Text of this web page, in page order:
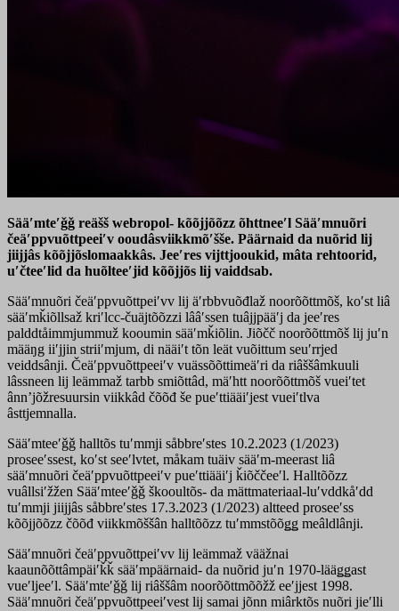
Sääʹmteʹǧǧ reäšš webropol- kõõjjõõzz õhttneeʹl Sääʹmnuõri
čeäʹppvuõttpeeiʹv ooudâsviikkmõʹšše. Päärnaid da nuõrid lij
jiijjâs kõõjjõslomaakkâs. Jeeʹres vijttjooukid, mâta rehtoorid,
uʹčteeʹlid da huõlteeʹjid kõõjjõs lij vaiddsab.
Sääʹmnuõri čeäʹppvuõttpeiʹvv lij äʹrbbvuõđlaž noorõõttmõš, koʹst liâ
sääʹmǩiõllsaž kriʹlcc-čuäjtõõzzi lââʹssen tuâjjpääʹj da jeeʹres
palddtåimmjummuž kooumin sääʹmǩiõlin. Jiõčč noorõõttmõš lij juʹn
määŋg iiʹjjin striiʹmjum, di nääiʹt tõn leät vuõittum seuʹrrjed
veiddsânji. Čeäʹppvuõttpeeiʹv vuässõõttimeäʹri da riâššâmkuuli
lâssneen lij leämmaž tarbb smiõttâd, mäʹhtt noorõõttmõš vueiʹtet
ânnʼjõžresuursin viikkâd čõõđ še pueʹttiääiʹjest vueiʹtlva
âsttjemnalla.
Sääʹmteeʹǧǧ halltõs tuʹmmji såbbreʹstes 10.2.2023 (1/2023)
proseeʹssest, koʹst seeʹlvtet, måkam tuäiv sääʹm-meerast liâ
sääʹmnuõri čeäʹppvuõttpeeiʹv pueʹttiääiʹj ǩiõččeeʹl. Halltõõzz
vuâllsiʹžžen Sääʹmteeʹǧǧ škooultõs- da mättmateriaal-luʹvddkåʹdd
tuʹmmji jiijjâs såbbreʹstes 17.3.2023 (1/2023) altteed proseeʹss
kõõjjõõzz čõõđ viikkmõššân halltõõzz tuʹmmstõõǥǥ meâldlânji.
Sääʹmnuõri čeäʹppvuõttpeiʹvv lij leämmaž vääžnai
kaaunõõttâmpäiʹǩǩ sääʹmpäärnaid- da nuõrid juʹn 1970-lääǥǥast
vueʹljeeʹl. Sääʹmteʹǧǧ lij riâššâm noorõõttmõõžž eeʹjjest 1998.
Sääʹmnuõri čeäʹppvuõttpeeiʹvest lij samai jõnn miârktõs nuõri jieʹlli